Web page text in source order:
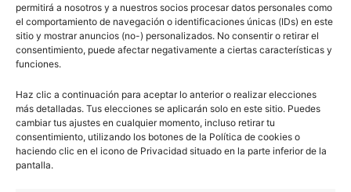
permitirá a nosotros y a nuestros socios procesar datos personales como
el comportamiento de navegación o identificaciones únicas (IDs) en este
sitio y mostrar anuncios (no-) personalizados. No consentir o retirar el
consentimiento, puede afectar negativamente a ciertas características y
funciones.
Haz clic a continuación para aceptar lo anterior o realizar elecciones
más detalladas. Tus elecciones se aplicarán solo en este sitio. Puedes
cambiar tus ajustes en cualquier momento, incluso retirar tu
consentimiento, utilizando los botones de la Política de cookies o
haciendo clic en el icono de Privacidad situado en la parte inferior de la
pantalla.
Vaca
- Publicidad -